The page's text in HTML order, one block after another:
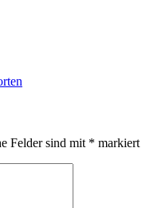
Felder sind mit * markiert